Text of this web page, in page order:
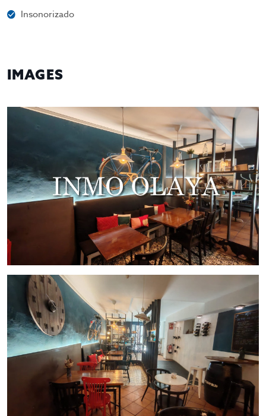
Insonorizado
IMAGES